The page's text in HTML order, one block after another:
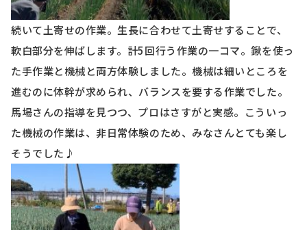
続いて土寄せの作業。生長に合わせて土寄せすることで、
軟白部分を伸ばします。計5回行う作業の一コマ。鍬を使っ
た手作業と機械と両方体験しました。機械は細いところを
進むのに体幹が求められ、バランスを要する作業でした。
馬場さんの指導を見つつ、プロはさすがと実感。こういっ
た機械の作業は、非日常体験のため、みなさんとても楽し
そうでした♪